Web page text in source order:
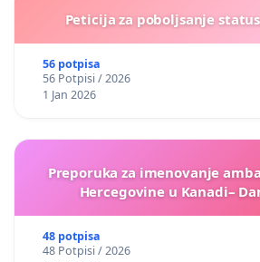
Peticija za poboljsanje
56 potpisa
56 Potpisi / 2026
1 Jan 2026
Preporuka za imenovanje
Hercegovine u Kanadi–
48 potpisa
48 Potpisi / 2026